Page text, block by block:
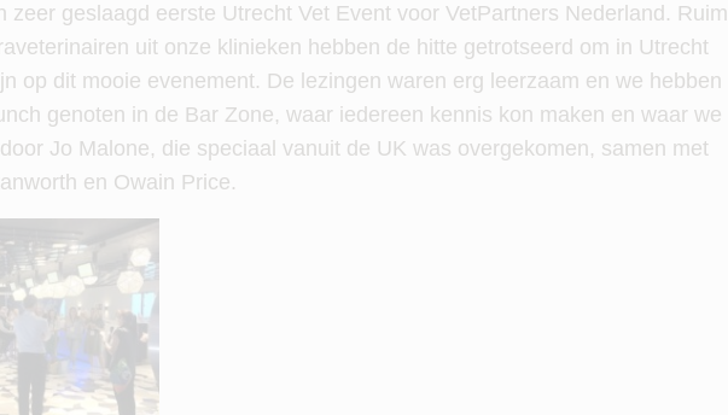
zeer geslaagd eerste Utrecht Vet Event voor VetPartners Nederland. Ruim
uit onze klinieken hebben de hitte getrotseerd om in Utrecht
op dit mooie evenement. De lezingen waren erg leerzaam en we hebben
genoten in de Bar Zone, waar iedereen kennis kon maken en waar we
Jo Malone, die speciaal vanuit de UK was overgekomen, samen met
en Owain Price.